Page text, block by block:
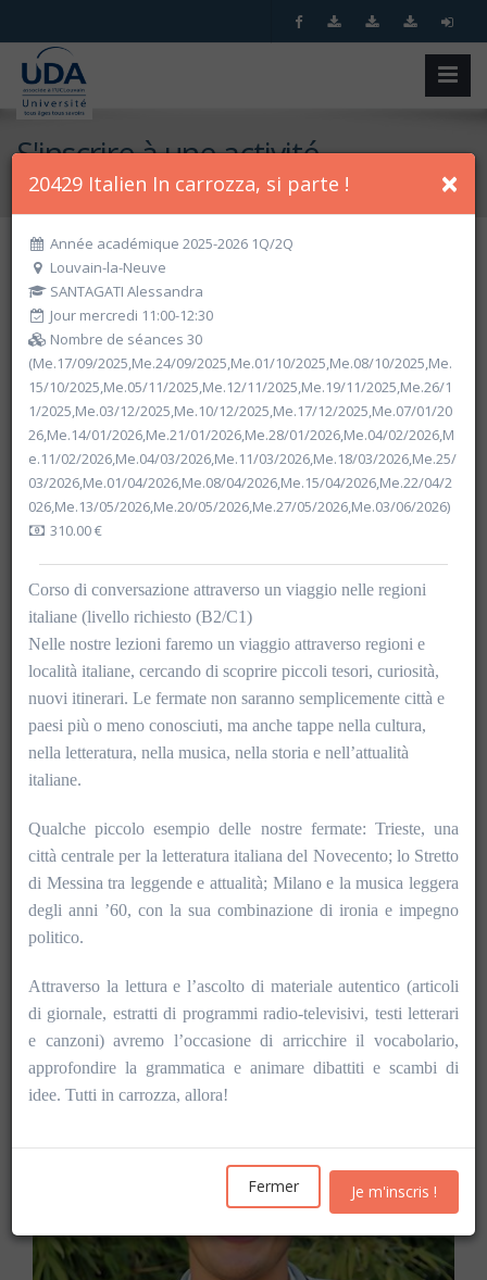
S'inscrire à une activité
Accueil S'inscrire à une activité
Recherche spécifique
Recherche par critères
Rechercher
Vider les filtres
seront ouvertesà partir du mercredi 19 août
×
20429 Italien In carrozza, si parte !
Année académique 2025-2026 1Q/2Q
Louvain-la-Neuve
SANTAGATI Alessandra
Jour mercredi 11:00-12:30
Nombre de séances 30
(Me.17/09/2025,Me.24/09/2025,Me.01/10/2025,Me.08/10/2025,Me.
15/10/2025,Me.05/11/2025,Me.12/11/2025,Me.19/11/2025,Me.26/1
1/2025,Me.03/12/2025,Me.10/12/2025,Me.17/12/2025,Me.07/01/20
26,Me.14/01/2026,Me.21/01/2026,Me.28/01/2026,Me.04/02/2026,M
e.11/02/2026,Me.04/03/2026,Me.11/03/2026,Me.18/03/2026,Me.25/
03/2026,Me.01/04/2026,Me.08/04/2026,Me.15/04/2026,Me.22/04/2
026,Me.13/05/2026,Me.20/05/2026,Me.27/05/2026,Me.03/06/2026)
310.00 €
Corso di conversazione attraverso un viaggio nelle regioni
italiane (livello richiesto (B2/C1)
Nelle nostre lezioni faremo un viaggio attraverso regioni e
località italiane, cercando di scoprire piccoli tesori, curiosità,
nuovi itinerari. Le fermate non saranno semplicemente città e
paesi più o meno conosciuti, ma anche tappe nella cultura,
nella letteratura, nella musica, nella storia e nell’attualità
italiane.
Qualche piccolo esempio delle nostre fermate: Trieste, una
città centrale per la letteratura italiana del Novecento; lo Stretto
di Messina tra leggende e attualità; Milano e la musica leggera
degli anni ’60, con la sua combinazione di ironia e impegno
politico.
Attraverso la lettura e l’ascolto di materiale autentico (articoli
di giornale, estratti di programmi radio-televisivi, testi letterari
e canzoni) avremo l’occasione di arricchire il vocabolario,
approfondire la grammatica e animare dibattiti e scambi di
idee. Tutti in carrozza, allora!
Fermer Je m'inscris !